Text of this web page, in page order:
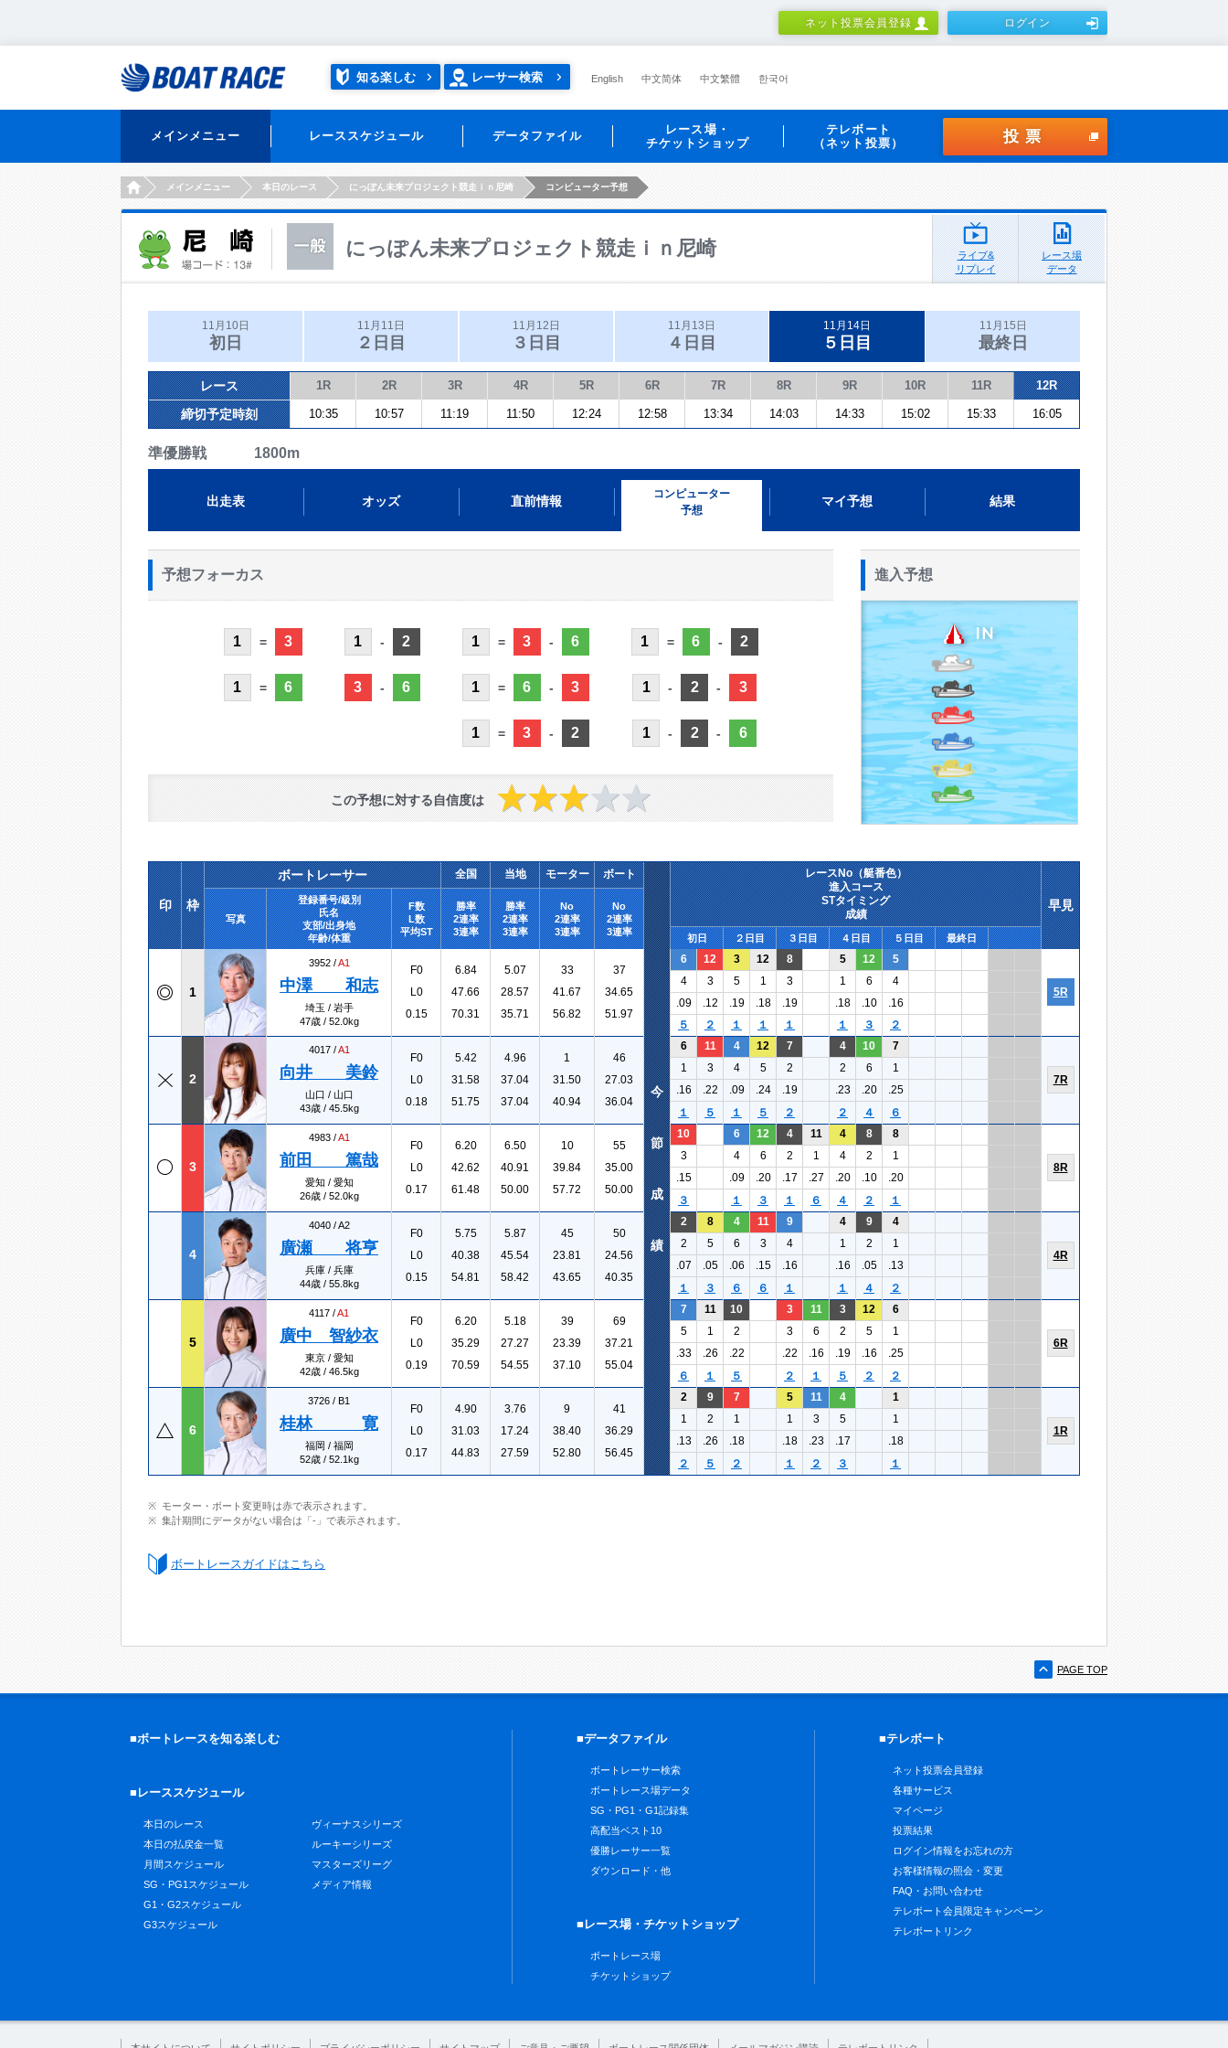
ネット投票会員登録 ログイン
知る楽しむ レーサー検索 English 中文简体 中文繁體 한국어
メインメニュー レーススケジュール データファイル
レース場・
チケットショップ
テレボート
（ネット投票）
投票
HOMEメインメニュー 本日のレース にっぽん未来プロジェクト競走ｉｎ尼崎 コンピューター予想
にっぽん未来プロジェクト競走ｉｎ尼崎
ライブ&
リプレイ
レース場
データ
11月10日
初日
11月11日
２日目
11月12日
３日目
11月13日
４日目
11月14日
５日目
11月15日
最終日
レース 1R 2R 3R 4R 5R 6R 7R 8R 9R 10R 11R 12R
締切予定時刻 10:35 10:57 11:19 11:50 12:24 12:58 13:34 14:03 14:33 15:02 15:33 16:05
準優勝戦 1800m
出走表 オッズ 直前情報
コンピューター
予想
マイ予想 結果
予想フォーカス
1 = 3
1 = 6
1 - 2
3 - 6
1 = 3 - 6
1 = 6 - 3
1 = 3 - 2
1 = 6 - 2
1 - 2 - 3
1 - 2 - 6
この予想に対する自信度は
進入予想
印 枠
ボートレーサー 全国 当地 モーター ボート
レースNo（艇番色）
進入コース
STタイミング
成績
早見
写真
登録番号/級別
氏名
支部/出身地
年齢/体重
F数
L数
平均ST
勝率
2連率
3連率
勝率
2連率
3連率
No
2連率
3連率
No
2連率
3連率
初日 ２日目 ３日目 ４日目 ５日目 最終日
1
3952 /A1
中澤 和志
埼玉 / 岩手
47歳 / 52.0kg
F0
L0
0.15
6.84
47.66
70.31
5.07
28.57
35.71
33
41.67
56.82
37
34.65
51.97
6 12 3 12 8 5 12 5
5R
4 3 5 1 3 1 6
4
.09
.12 .19 .18 .19 .18 .10
.16
５
２ １ １ １ １ ３ ２
2
4017 /A1
向井 美鈴
山口 / 山口
43歳 / 45.5kg
F0
L0
0.18
5.42
31.58
51.75
4.96
37.04
37.04
1
31.50
40.94
46
27.03
36.04
6 11 4 12 7 4 10 7
7R
1 3 4 5 2 2 6
1
.16
.22 .09 .24 .19 .23 .20
.25
１
５ １ ５ ２ ２ ４ ６
3
4983 /A1
前田 篤哉
愛知 / 愛知
26歳 / 52.0kg
F0
L0
0.17
6.20
42.62
61.48
6.50
40.91
50.00
10
39.84
57.72
55
35.00
50.00
10 6 12 4 11 4 8 8
8R
3 4 6 2 1 4 2
1
.15
.09 .20 .17 .27 .20 .10
.20
３
１ ３ １ ６ ４ ２ １
4
4040 /A2
廣瀬 将亨
兵庫 / 兵庫
44歳 / 55.8kg
F0
L0
0.15
5.75
40.38
54.81
5.87
45.54
58.42
45
23.81
43.65
50
24.56
40.35
2 8 4 11 9 4 9 4
4R
2 5 6 3 4 1 2
1
.07
.05 .06 .15 .16 .16 .05
.13
１
３ ６ ６ １ １ ４ ２
5
4117 /A1
廣中 智紗衣
東京 / 愛知
42歳 / 46.5kg
F0
L0
0.19
6.20
35.29
70.59
5.18
27.27
54.55
39
23.39
37.10
69
37.21
55.04
7 11 10 3 11 3 12 6
6R
5 1 2 3 6 2 5
1
.33
.26 .22 .22 .16 .19 .16
.25
６
１ ５ ２ １ ５ ２ ２
6
3726 / B1
桂林 寛
福岡 / 福岡
52歳 / 52.1kg
F0
L0
0.17
4.90
31.03
44.83
3.76
17.24
27.59
9
38.40
52.80
41
36.29
56.45
2 9 7 5 11 4 1
1R
1 2 1 1 3 5
1
.13
.26 .18 .18 .23 .17
.18
２
５ ２ １ ２ ３ １
今
節
成
績
モーター・ボート変更時は赤で表示されます。
集計期間にデータがない場合は「-」で表示されます。
ボートレースガイドはこちら
PAGE TOP
■ボートレースを知る楽しむ
■レーススケジュール
本日のレース
本日の払戻金一覧
月間スケジュール
SG・PG1スケジュール
G1・G2スケジュール
G3スケジュール
ヴィーナスシリーズ
ルーキーシリーズ
マスターズリーグ
メディア情報
■データファイル
ボートレーサー検索
ボートレース場データ
SG・PG1・G1記録集
高配当ベスト10
優勝レーサー一覧
ダウンロード・他
■レース場・チケットショップ
ボートレース場
チケットショップ
■テレボート
ネット投票会員登録
各種サービス
マイページ
投票結果
ログイン情報をお忘れの方
お客様情報の照会・変更
FAQ・お問い合わせ
テレボート会員限定キャンペーン
テレボートリンク